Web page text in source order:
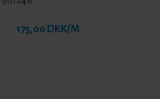
175,00 DKK/M